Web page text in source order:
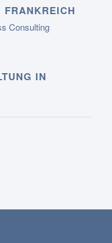
FRANKREICH
IN